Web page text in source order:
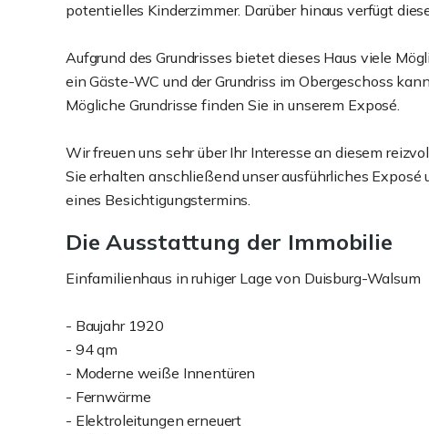
potentielles Kinderzimmer. Darüber hinaus verfügt
Aufgrund des Grundrisses bietet dieses Haus viele
ein Gäste-WC und der Grundriss im Obergeschoss
Mögliche Grundrisse finden Sie in unserem Exposé.
Wir freuen uns sehr über Ihr Interesse an diesem
Sie erhalten anschließend unser ausführliches
eines Besichtigungstermins.
Die Ausstattung der Immobilie
Einfamilienhaus in ruhiger Lage von Duisburg-Walsum
- Baujahr 1920
- 94 qm
- Moderne weiße Innentüren
- Fernwärme
- Elektroleitungen erneuert